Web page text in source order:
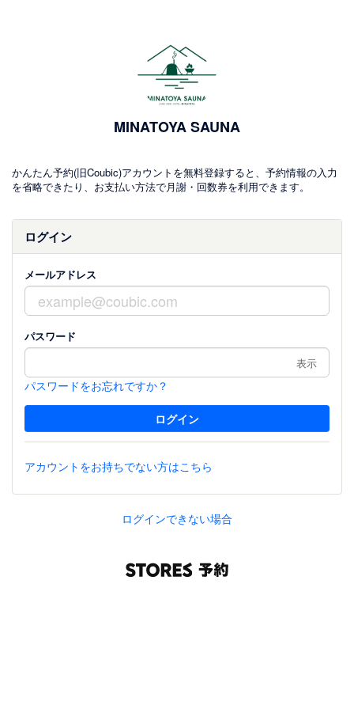
MINATOYA SAUNA
かんたん予約(旧Coubic)アカウントを無料登録すると、予約情報の入力
を省略できたり、お支払い方法で月謝・回数券を利用できます。
ログイン
メールアドレス
パスワード
表示
パスワードをお忘れですか？
アカウントをお持ちでない方はこちら
ログインできない場合